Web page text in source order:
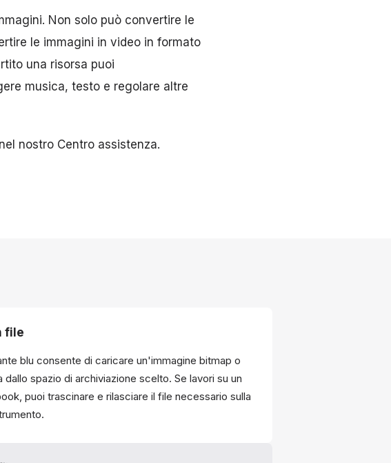
Non solo può convertire le
le immagini in video in formato
una risorsa puoi
musica, testo e regolare altre
nostro Centro assistenza.
file
blu consente di caricare un'immagine bitmap o
dallo spazio di archiviazione scelto. Se lavori su un
puoi trascinare e rilasciare il file necessario sulla